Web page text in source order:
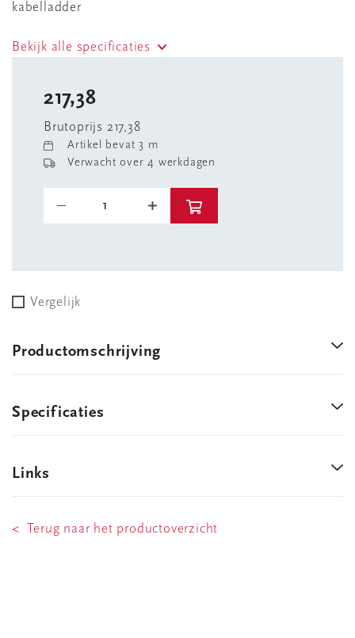
kabelladder
Bekijk alle specificaties
217,38
Brutoprijs 217,38
Artikel bevat 3 m
Verwacht over 4 werkdagen
Vergelijk
Productomschrijving
Specificaties
Links
< Terug naar het productoverzicht